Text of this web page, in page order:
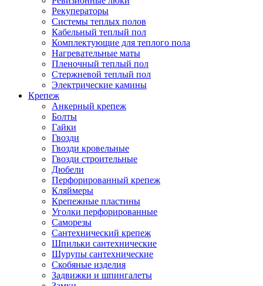
Рекуператоры
Системы теплых полов
Кабельный теплый пол
Комплектующие для теплого пола
Нагревательные маты
Пленочный теплый пол
Стержневой теплый пол
Электрические камины
Крепеж
Анкерный крепеж
Болты
Гайки
Гвозди
Гвозди кровельные
Гвозди строительные
Дюбели
Перфорированный крепеж
Кляймеры
Крепежные пластины
Уголки перфорированные
Саморезы
Сантехнический крепеж
Шпильки сантехнические
Шурупы сантехнические
Скобяные изделия
Задвижки и шпингалеты